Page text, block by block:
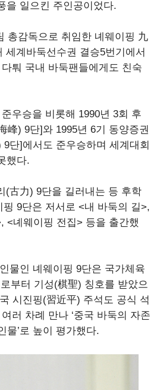
을 일으킨 주인공이었다.
총감독으로 취임한 녜웨이핑 九
세계바둑선수권 결승5번기에서
퉈 국내 바둑팬들에게도 친숙
우승을 비롯해 1990년 3회 후
峰) 9단]와 1995년 6기 동양증권
단]에서도 준우승하며 세계대회
했다.
(古力) 9단을 길러내는 등 후학
9단은 저서로 <내 바둑의 길>,
<녜웨이핑 전집> 등을 출간했
물인 녜웨이핑 9단은 국가체육
부터 기성(棋聖) 칭호를 받았으
시진핑(習近平) 주석도 공식 석
러 차례 만나 ‘중국 바둑의 자존
물’로 높이 평가했다.